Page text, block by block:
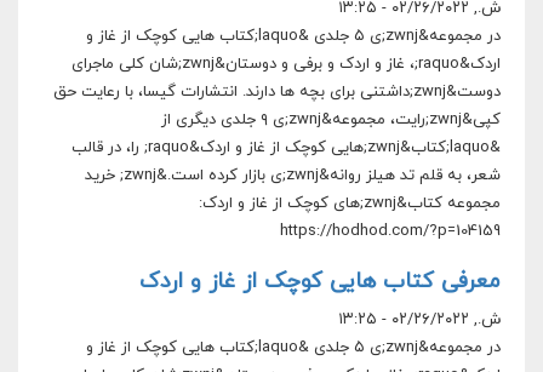
ش., ۰۲/۲۶/۲۰۲۲ - ۱۳:۲۵
در مجموعه&zwnj;ی ۵ جلدی &laquo;کتاب هایی کوچک از غاز و
اردک&raquo;، غاز و اردک و برفی و دوستان&zwnj;شان کلی ماجرای
دوست&zwnj;داشتنی برای بچه ها دارند. انتشارات گیسا، با رعایت حق
کپی&zwnj;رایت، مجموعه&zwnj;ی ۹ جلدی دیگری از
&laquo;کتاب&zwnj;هایی کوچک از غاز و اردک&raquo; را، در قالب
شعر، به قلم تد هیلز روانه&zwnj;ی بازار کرده است.&zwnj; خرید
مجموعه کتاب&zwnj;های کوچک از غاز و اردک:
https://hodhod.com/?p=104159
معرفی کتاب هایی کوچک از غاز و اردک
ش., ۰۲/۲۶/۲۰۲۲ - ۱۳:۲۵
در مجموعه&zwnj;ی ۵ جلدی &laquo;کتاب هایی کوچک از غاز و